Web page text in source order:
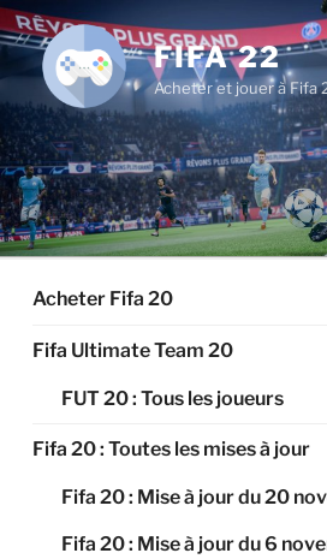
Aller
au
contenu
principal
FIFA 22
Acheter et jouer à Fifa
Acheter Fifa 20
Fifa Ultimate Team 20
FUT 20 : Tous les joueurs
Fifa 20 : Toutes les mises à jour
Fifa 20 : Mise à jour du 20
Fifa 20 : Mise à jour du 6